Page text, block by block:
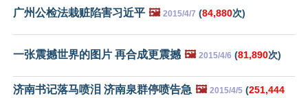
广州公检法栽赃陷害习近平 🖼️ 2015/4/7 (84,880次)
一张震撼世界的图片 再合成更震撼 🖼️ 2015/4/6 (81,890次)
济南书记落马喷泪 济南泉群停喷告急 🖼️ 2015/4/5 (251,444